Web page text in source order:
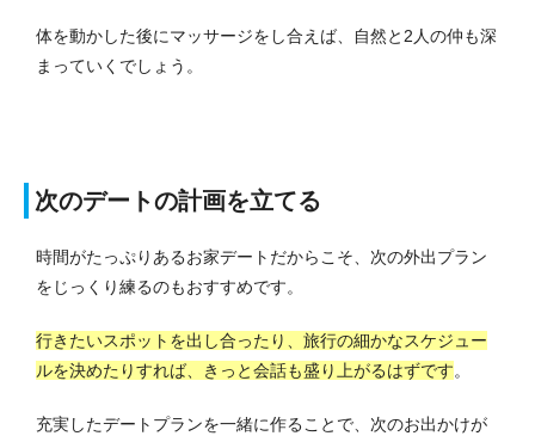
体を動かした後にマッサージをし合えば、自然と2人の仲も深
まっていくでしょう。
次のデートの計画を立てる
時間がたっぷりあるお家デートだからこそ、次の外出プラン
をじっくり練るのもおすすめです。
行きたいスポットを出し合ったり、旅行の細かなスケジュー
ルを決めたりすれば、きっと会話も盛り上がるはずです。
充実したデートプランを一緒に作ることで、次のお出かけが